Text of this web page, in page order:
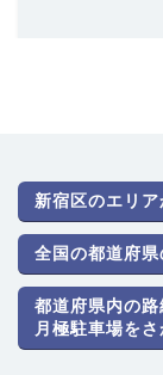
新宿区のエリ
全国の都道府
都道府県内の路
月極駐車場をさ